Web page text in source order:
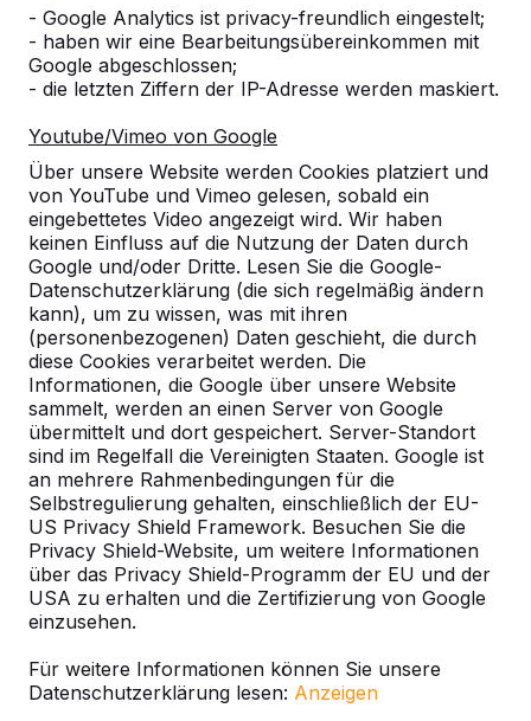
- Google Analytics ist privacy-freundlich eingestelt;
- haben wir eine Bearbeitungsübereinkommen mit
Google abgeschlossen;
- die letzten Ziffern der IP-Adresse werden maskiert.
Youtube/Vimeo von Google
Über unsere Website werden Cookies platziert und
von YouTube und Vimeo gelesen, sobald ein
eingebettetes Video angezeigt wird. Wir haben
keinen Einfluss auf die Nutzung der Daten durch
Google und/oder Dritte. Lesen Sie die Google-
Datenschutzerklärung (die sich regelmäßig ändern
kann), um zu wissen, was mit ihren
(personenbezogenen) Daten geschieht, die durch
diese Cookies verarbeitet werden. Die
Informationen, die Google über unsere Website
sammelt, werden an einen Server von Google
übermittelt und dort gespeichert. Server-Standort
sind im Regelfall die Vereinigten Staaten. Google ist
an mehrere Rahmenbedingungen für die
Selbstregulierung gehalten, einschließlich der EU-
US Privacy Shield Framework. Besuchen Sie die
Privacy Shield-Website, um weitere Informationen
über das Privacy Shield-Programm der EU und der
USA zu erhalten und die Zertifizierung von Google
einzusehen.
Für weitere Informationen können Sie unsere
Datenschutzerklärung lesen: Anzeigen
10
Kollegium des OSZ Körperpflege möchten uns
bei Ihnen für die reibungslose Bearbeitung,
Abwicklung und Lieferung der Picknicksets
bedanken.
Unsere Schüler sind begeistert und bedauern
dass das Wetter in Berlin zur Zeit nicht zum
Verweilen einlädt. Sobald es die Witterung
zulässt werden wir Ihnen Bilder senden.
Außerdem möchten wir Ihnen noch
berichten, dass die Hausmeister und die
Schulleitung begeistert von dem Fahrer
waren, der mit viel Ruhe, Übersicht und
Souveränität unseren Schulhof befahren hat,
die Picknickset abgeladen und an Ort und
Stelle gebracht hat.
Wir hatten schon andere Erfahrungen
machen müssen. Kurz und Gut , wir sind
begeistert und werden sicher
Marion Bleich Schulburo
15-11-2017
Referenzen
Unsere Produkte finden Sie in ganz Europa
und darüber hinaus. Sehen Sie hier, wo Sie
ein HeBlad-Produkt in Ihrer Nähe finden.
Produkt
Alles anzeigen
Kategorie